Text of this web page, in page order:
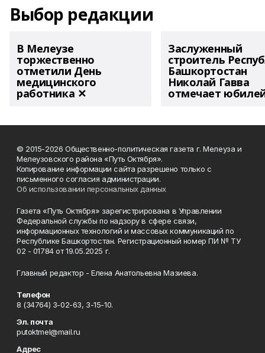
Выбор редакции
В Мелеузе
торжественно
отметили День
медицинского
работника ✕
Заслуженный
строитель
Башкортостан
Николай Гавва
отмечает
© 2015-2026 Общественно-политическая газета г. Мелеуза и
Мелеузовского района «Путь Октября».
Копирование информации сайта разрешено только с
письменного согласия администрации.
Об использовании персональных данных
Газета «Путь Октября» зарегистрирована в Управлении
Федеральной службы по надзору в сфере связи,
информационных технологий и массовых коммуникаций по
Республике Башкортостан. Регистрационный номер ПИ № ТУ
02 - 01784 от 19.05.2025 г.
Главный редактор - Елена Анатольевна Мазиева.
Телефон
8 (34764) 3-02-63, 3-15-10.
Эл. почта
putoktmel@mail.ru
Адрес